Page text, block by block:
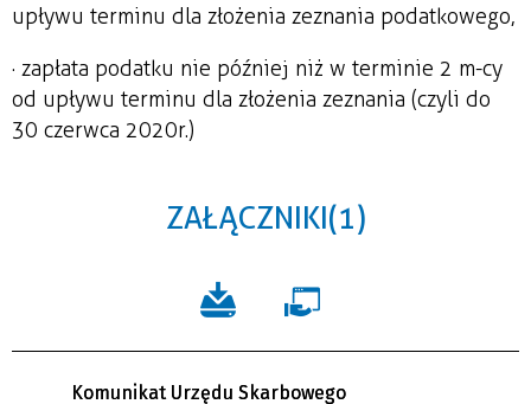
upływu terminu dla złożenia zeznania podatkowego,
· zapłata podatku nie później niż w terminie 2 m-cy
od upływu terminu dla złożenia zeznania (czyli do
30 czerwca 2020r.)
ZAŁĄCZNIKI (1)
Komunikat Urzędu Skarbowego